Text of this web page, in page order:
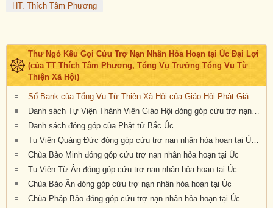
HT. Thích Tâm Phương
Thư Ngỏ Kêu Gọi Cứu Trợ Nạn Nhân Hỏa Hoạn tại Úc Đại Lợi
(của TT Thích Tâm Phương, Tổng Vụ Trưởng Tổng Vụ Từ
Thiện Xã Hội)
Sổ Bank của Tổng Vụ Từ Thiện Xã Hội của Giáo Hội Phật Giáo Việt Nam Thống Nhất Hải Ngoại tại Úc Đại Lợi- Tân Tây Lan
Danh sách Tự Viện Thành Viên Giáo Hội đóng góp cứu trợ nạn nhân hỏa hoạn tại Úc
Danh sách đóng góp của Phật tử Bắc Úc
Tu Viện Quảng Đức đóng góp cứu trợ nạn nhân hỏa hoạn tại Úc Châu
Chùa Bảo Minh đóng góp cứu trợ nạn nhân hỏa hoạn tại Úc
Tu Viện Từ Ân đóng góp cứu trợ nạn nhân hỏa hoạn tại Úc
Chùa Báo Ân đóng góp cứu trợ nạn nhân hỏa hoạn tại Úc
Chùa Pháp Bảo đóng góp cứu trợ nạn nhân hỏa hoạn tại Úc